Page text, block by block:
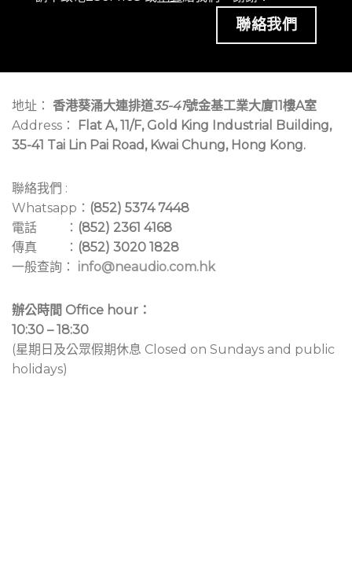
聯絡我們
地址： 香港葵涌大連排道35-41號金基工業大廈11樓A室
Address：
Flat A, 11/F, Gold King Industrial Building,
35-41 Tai Lin Pai Road, Kwai Chung, Hong Kong.
聯絡我們 :
Whatsapp： (852) 5374 7448
電話 ： (852) 2361 4168
傳真 ： (852) 3020 1828
一般查詢： info@neaudio.com.hk
辦公時間 Office hour：
10:30 – 18:30
(星期日及公眾假期休息 Closed on Sundays and public
holidays)